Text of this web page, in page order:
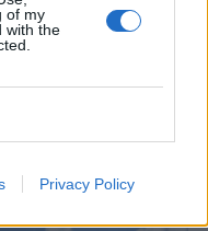
of my
with the
Privacy Policy
τις νέες
των ΜΕΚΟ, αλλά
Αεροπορίας με